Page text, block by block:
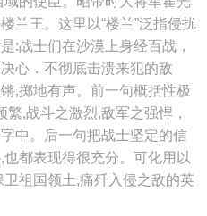
兰王。这里以“楼兰”泛指侵扰
:战士们在沙漠上身经百战，
心．不彻底击溃来犯的敌
,掷地有声。前一句概括性极
,战斗之激烈,敌军之强悍，
中。后一句把战士坚定的信
都表现得很充分。可化用以
祖国领土,痛歼入侵之敌的英